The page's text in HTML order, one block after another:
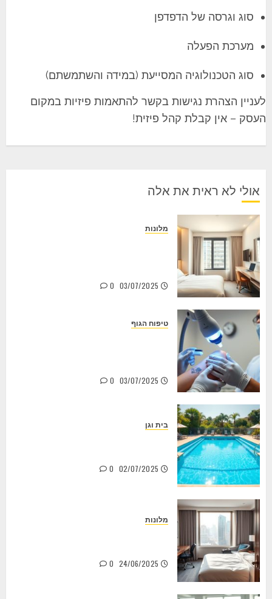
סוג וגרסה של הדפדפן
מערכת הפעלה
סוג הטכנולוגיה המסייעת (במידה והשתמשתם)
לעניין הצהרת נגישות בקשר להתאמות פיזיות במקום
העסק – אין קבלת קהל פיזית!
אולי לא ראית את אלה
מלונות
03/07/2025
0
טיפוח הגוף
03/07/2025
0
בית וגן
02/07/2025
0
מלונות
24/06/2025
0